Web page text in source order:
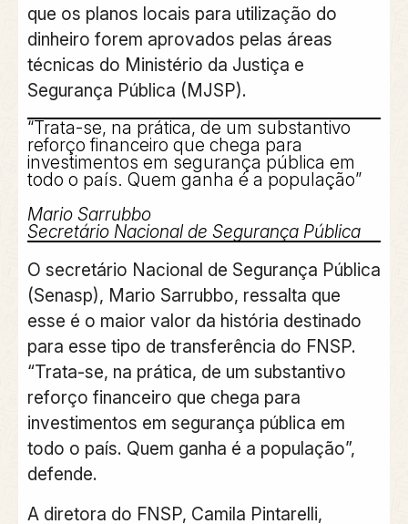
que os planos locais para utilização do
dinheiro forem aprovados pelas áreas
técnicas do Ministério da Justiça e
Segurança Pública (MJSP).
“Trata-se, na prática, de um substantivo
reforço financeiro que chega para
investimentos em segurança pública em
todo o país. Quem ganha é a população”
Mario Sarrubbo
Secretário Nacional de Segurança Pública
O secretário Nacional de Segurança Pública
(Senasp), Mario Sarrubbo, ressalta que
esse é o maior valor da história destinado
para esse tipo de transferência do FNSP.
“Trata-se, na prática, de um substantivo
reforço financeiro que chega para
investimentos em segurança pública em
todo o país. Quem ganha é a população”,
defende.
A diretora do FNSP, Camila Pintarelli,